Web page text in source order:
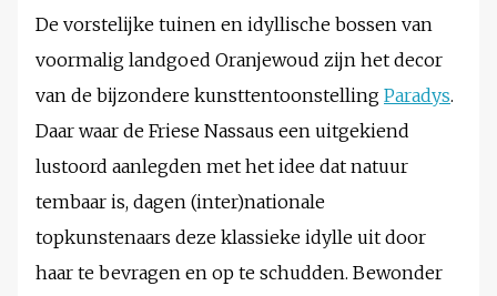
De vorstelijke tuinen en idyllische bossen van
voormalig landgoed Oranjewoud zijn het decor
van de bijzondere kunsttentoonstelling Paradys.
Daar waar de Friese Nassaus een uitgekiend
lustoord aanlegden met het idee dat natuur
tembaar is, dagen (inter)nationale
topkunstenaars deze klassieke idylle uit door
haar te bevragen en op te schudden. Bewonder